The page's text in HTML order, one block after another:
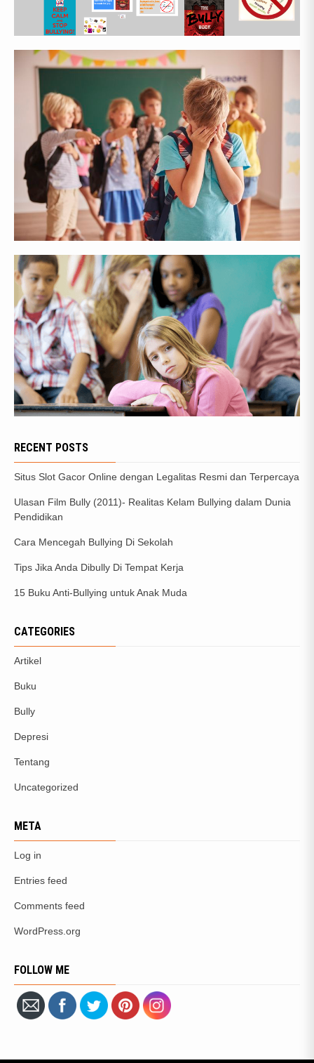
RECENT POSTS
Situs Slot Gacor Online dengan Legalitas Resmi dan Terpercaya
Ulasan Film Bully (2011)- Realitas Kelam Bullying dalam Dunia
Pendidikan
Cara Mencegah Bullying Di Sekolah
Tips Jika Anda Dibully Di Tempat Kerja
15 Buku Anti-Bullying untuk Anak Muda
CATEGORIES
Artikel
Buku
Bully
Depresi
Tentang
Uncategorized
META
Log in
Entries feed
Comments feed
WordPress.org
FOLLOW ME